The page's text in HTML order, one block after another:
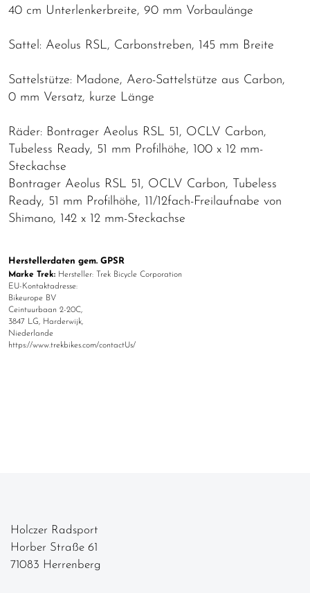
40 cm Unterlenkerbreite, 90 mm Vorbaulänge
Sattel: Aeolus RSL, Carbonstreben, 145 mm Breite
Sattelstütze: Madone, Aero-Sattelstütze aus Carbon,
0 mm Versatz, kurze Länge
Räder: Bontrager Aeolus RSL 51, OCLV Carbon,
Tubeless Ready, 51 mm Profilhöhe, 100 x 12 mm-
Steckachse
Bontrager Aeolus RSL 51, OCLV Carbon, Tubeless
Ready, 51 mm Profilhöhe, 11/12fach-Freilaufnabe von
Shimano, 142 x 12 mm-Steckachse
Herstellerdaten gem. GPSR
Marke Trek: Hersteller: Trek Bicycle Corporation
EU-Kontaktadresse:
Bikeurope BV
Ceintuurbaan 2-20C,
3847 LG, Harderwijk,
Niederlande
https://www.trekbikes.com/contactUs/
Holczer Radsport
Horber Straße 61
71083 Herrenberg